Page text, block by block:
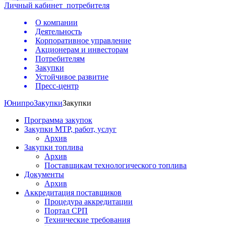
Личный кабинет потребителя
О компании
Деятельность
Корпоративное управление
Акционерам и инвесторам
Потребителям
Закупки
Устойчивое развитие
Пресс-центр
ЮнипроЗакупкиЗакупки
Программа закупок
Закупки МТР, работ, услуг
Архив
Закупки топлива
Архив
Поставщикам технологического топлива
Документы
Архив
Аккредитация поставщиков
Процедура аккредитации
Портал СРП
Технические требования